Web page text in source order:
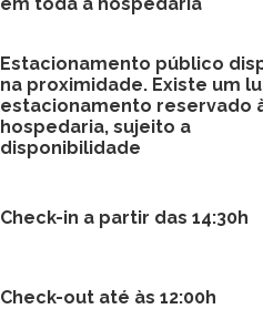
Estacionamento público
na proximidade. Existe um
estacionamento reservado
hospedaria, sujeito a
disponibilidade
Check-in a partir das 14:30h
Check-out até às 12:00h